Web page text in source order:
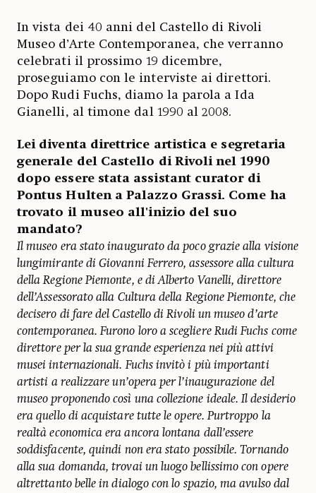
In vista dei 40 anni del Castello di Rivoli
Museo d’Arte Contemporanea, che verranno
celebrati il prossimo 19 dicembre,
proseguiamo con le interviste ai direttori.
Dopo Rudi Fuchs, diamo la parola a Ida
Gianelli, al timone dal 1990 al 2008.
Lei diventa direttrice artistica e segretaria
generale del Castello di Rivoli nel 1990
dopo essere stata assistant curator di
Pontus Hulten a Palazzo Grassi. Come ha
trovato il museo all'inizio del suo
mandato?
Il museo era stato inaugurato da poco grazie alla visione
lungimirante di Giovanni Ferrero, assessore alla cultura
della Regione Piemonte, e di Alberto Vanelli, direttore
dell’Assessorato alla Cultura della Regione Piemonte, che
decisero di fare del Castello di Rivoli un museo d’arte
contemporanea. Furono loro a scegliere Rudi Fuchs come
direttore per la sua grande esperienza nei più attivi
musei internazionali. Fuchs invitò i più importanti
artisti a realizzare un’opera per l’inaugurazione del
museo proponendo così una collezione ideale. Il desiderio
era quello di acquistare tutte le opere. Purtroppo la
realtà economica era ancora lontana dall’essere
soddisfacente, quindi non era stato possibile. Tornando
alla sua domanda, trovai un luogo bellissimo con opere
altrettanto belle in dialogo con lo spazio, ma avulso dal